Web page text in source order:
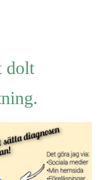
dolt